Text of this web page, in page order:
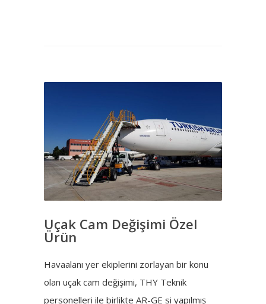
Uçak Cam Değişimi Özel
Ürün
Havaalanı yer ekiplerini zorlayan bir konu
olan uçak cam değişimi, THY Teknik
personelleri ile birlikte AR-GE si yapılmış